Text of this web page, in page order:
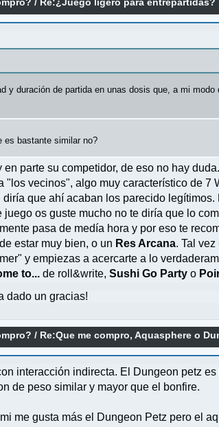
y duración de partida en unas dosis que, a mi
es bastante similar no?
parte su competidor, de eso no hay
vecinos", algo muy característico de 7
que ahí acaban los parecido
os guste mucho no te diría que lo
pasa de medía hora y por eso te
estar muy bien, o un Res Arcana. Tal vez
y empiezas a acercarte a lo
to... de roll&write,Sushi Go Party o
dado un gracias!
/ Re:Que me compro, Aquasphere o
interacción indirecta. El Dungeon petz
de peso similar y mayor que el bonfire.
me gusta más el Dungeon Petz pero el